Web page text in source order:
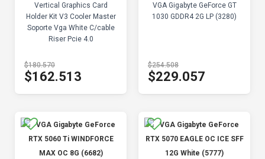
Vertical Graphics Card
Holder Kit V3 Cooler Master
Soporte Vga White C/cable
Riser Pcie 4.0
$180.570
$162.513
VGA Gigabyte GeForce GT
1030 GDDR4 2G LP (3280)
$254.508
$229.057